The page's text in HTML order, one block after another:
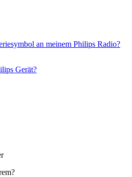
an meinem Philips Radio?
Gerät?